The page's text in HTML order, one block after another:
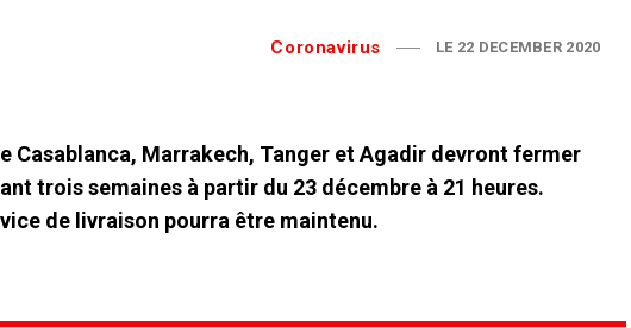
Coronavirus LE 22 DECEMBER 2020
Casablanca, Marrakech, Tanger et Agadir devront fermer
trois semaines à partir du 23 décembre à 21 heures.
de livraison pourra être maintenu.